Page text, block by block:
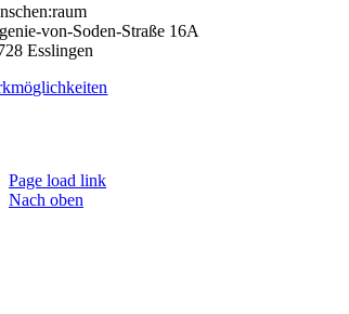
von-Soden-Straße 16A
Esslingen
Page load link
Nach oben